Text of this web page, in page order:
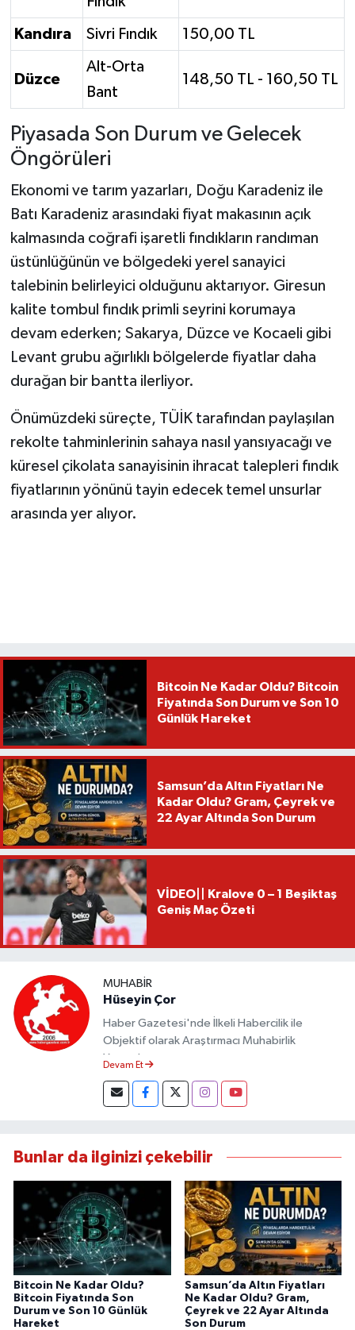
Kandıra Sivri Fındık 150,00 TL
Düzce
Alt-Orta
Bant
148,50 TL - 160,50 TL
Piyasada Son Durum ve Gelecek
Öngörüleri
Ekonomi ve tarım yazarları, Doğu Karadeniz ile
Batı Karadeniz arasındaki fiyat makasının açık
kalmasında coğrafi işaretli fındıkların randıman
üstünlüğünün ve bölgedeki yerel sanayici
talebinin belirleyici olduğunu aktarıyor. Giresun
kalite tombul fındık primli seyrini korumaya
devam ederken; Sakarya, Düzce ve Kocaeli gibi
Levant grubu ağırlıklı bölgelerde fiyatlar daha
durağan bir bantta ilerliyor.
Önümüzdeki süreçte, TÜİK tarafından paylaşılan
rekolte tahminlerinin sahaya nasıl yansıyacağı ve
küresel çikolata sanayisinin ihracat talepleri fındık
fiyatlarının yönünü tayin edecek temel unsurlar
arasında yer alıyor.
Bitcoin Ne Kadar Oldu? Bitcoin
Fiyatında Son Durum ve Son 10
Günlük Hareket
Samsun’da Altın Fiyatları Ne
Kadar Oldu? Gram, Çeyrek ve
22 Ayar Altında Son Durum
VİDEO|| Kralove 0 – 1 Beşiktaş
Geniş Maç Özeti
MUHABIR
Hüseyin Çor
Haber Gazetesi'nde İlkeli Habercilik ile
Objektif olarak Araştırmacı Muhabirlik
Yapmaktayım.
Devam Et
Bunlar da ilginizi çekebilir
Bitcoin Ne Kadar Oldu?
Bitcoin Fiyatında Son
Durum ve Son 10 Günlük
Hareket
Samsun’da Altın Fiyatları
Ne Kadar Oldu? Gram,
Çeyrek ve 22 Ayar Altında
Son Durum